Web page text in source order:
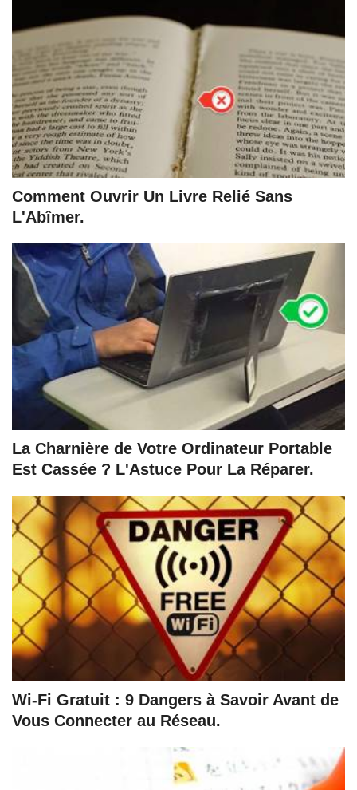
Comment Ouvrir Un Livre Relié Sans
L'Abîmer.
La Charnière de Votre Ordinateur Portable
Est Cassée ? L'Astuce Pour La Réparer.
Wi-Fi Gratuit : 9 Dangers à Savoir Avant de
Vous Connecter au Réseau.